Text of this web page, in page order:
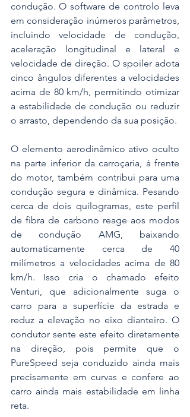
condução. O software de controlo leva
em consideração inúmeros parâmetros,
incluindo velocidade de condução,
aceleração longitudinal e lateral e
velocidade de direção. O spoiler adota
cinco ângulos diferentes a velocidades
acima de 80 km/h, permitindo otimizar
a estabilidade de condução ou reduzir
o arrasto, dependendo da sua posição.
O elemento aerodinâmico ativo oculto
na parte inferior da carroçaria, à frente
do motor, também contribui para uma
condução segura e dinâmica. Pesando
cerca de dois quilogramas, este perfil
de fibra de carbono reage aos modos
de condução AMG, baixando
automaticamente cerca de 40
milímetros a velocidades acima de 80
km/h. Isso cria o chamado efeito
Venturi, que adicionalmente suga o
carro para a superfície da estrada e
reduz a elevação no eixo dianteiro. O
condutor sente este efeito diretamente
na direção, pois permite que o
PureSpeed seja conduzido ainda mais
precisamente em curvas e confere ao
carro ainda mais estabilidade em linha
reta.